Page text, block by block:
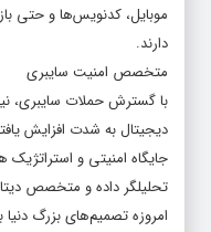
موبایل، کدنویس‌ها و حتی
دارند.
متخصص امنیت سایبری
با گسترش حملات سایبری،
دیجیتال به‌ شدت افزایش
جایگاه امنیتی و
تحلیلگر داده و متخصص دیتا
امروزه تصمیم‌های بزرگ